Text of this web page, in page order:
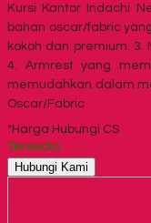
Kursi Kantor Indachi
bahan oscar/fabric
kokoh dan premium.
4. Armrest yang
memudahkan dalam
Oscar/Fabric
*Harga Hubungi CS
Tersedia
Hubungi Kami